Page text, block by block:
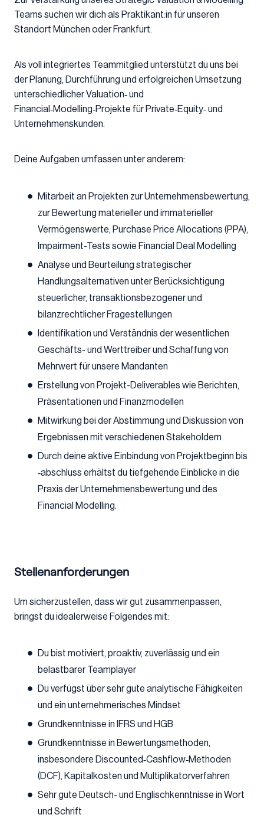
Teams suchen wir dich als Praktikant:in für unseren
Standort München oder Frankfurt.
Als voll integriertes Teammitglied unterstützt du uns bei
der Planung, Durchführung und erfolgreichen Umsetzung
unterschiedlicher Valuation‑ und
Financial‑Modelling‑Projekte für Private‑Equity‑ und
Unternehmenskunden.
Deine Aufgaben umfassen unter anderem:
Mitarbeit an Projekten zur Unternehmensbewertung,
zur Bewertung materieller und immaterieller
Vermögenswerte, Purchase Price Allocations (PPA),
Impairment-Tests sowie Financial Deal Modelling
Analyse und Beurteilung strategischer
Handlungsalternativen unter Berücksichtigung
steuerlicher, transaktionsbezogener und
bilanzrechtlicher Fragestellungen
Identifikation und Verständnis der wesentlichen
Geschäfts- und Werttreiber und Schaffung von
Mehrwert für unsere Mandanten
Erstellung von Projekt-Deliverables wie Berichten,
Präsentationen und Finanzmodellen
Mitwirkung bei der Abstimmung und Diskussion von
Ergebnissen mit verschiedenen Stakeholdern
Durch deine aktive Einbindung von Projektbeginn bis
‑abschluss erhältst du tiefgehende Einblicke in die
Praxis der Unternehmensbewertung und des
Financial Modelling.
Stellenanforderungen
Um sicherzustellen, dass wir gut zusammenpassen,
bringst du idealerweise Folgendes mit:
Du bist motiviert, proaktiv, zuverlässig und ein
belastbarer Teamplayer
Du verfügst über sehr gute analytische Fähigkeiten
und ein unternehmerisches Mindset
Grundkenntnisse in IFRS und HGB
Grundkenntnisse in Bewertungsmethoden,
insbesondere Discounted‑Cashflow‑Methoden
(DCF), Kapitalkosten und Multiplikatorverfahren
Sehr gute Deutsch- und Englischkenntnisse in Wort
und Schrift